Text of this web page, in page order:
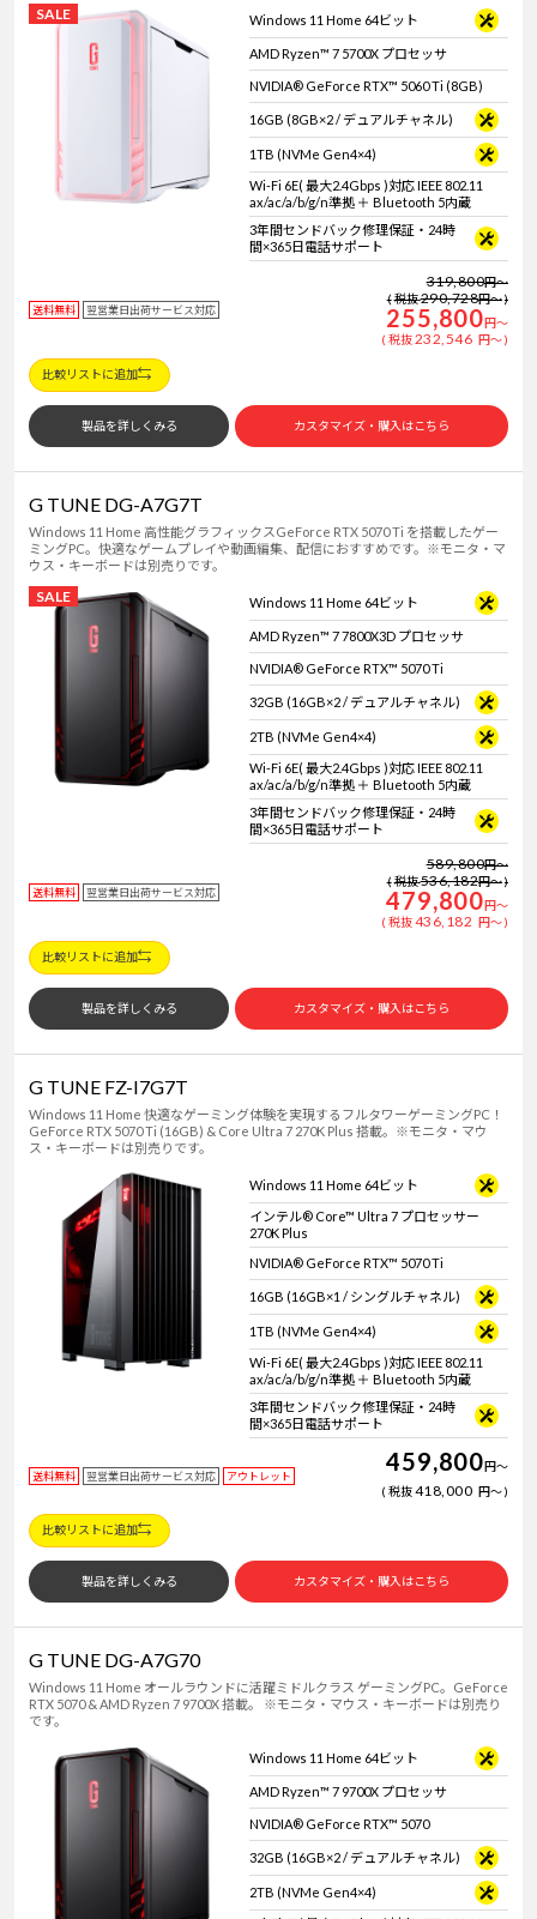
SALE Windows 11 Home 64ビット
AMD Ryzen™ 7 5700X プロセッサ
NVIDIA® GeForce RTX™ 5060 Ti (8GB)
16GB (8GB×2 / デュアルチャネル)
1TB (NVMe Gen4×4)
Wi-Fi 6E( 最大2.4Gbps )対応 IEEE 802.11
ax/ac/a/b/g/n準拠 ＋ Bluetooth 5内蔵
3年間センドバック修理保証・24時
間×365日電話サポート
送料無料 翌営業日出荷サービス対応
319,800円～
税抜290,728円～
255,800円～
税抜232,546 円～
比較リストに追加
製品を詳しくみる カスタマイズ・購入はこちら
G TUNE DG-A7G7T
Windows 11 Home 高性能グラフィックスGeForce RTX 5070 Ti を搭載したゲー
ミングPC。快適なゲームプレイや動画編集、配信におすすめです。※モニタ・マ
ウス・キーボードは別売りです。
SALE Windows 11 Home 64ビット
AMD Ryzen™ 7 7800X3D プロセッサ
NVIDIA® GeForce RTX™ 5070 Ti
32GB (16GB×2 / デュアルチャネル)
2TB (NVMe Gen4×4)
Wi-Fi 6E( 最大2.4Gbps )対応 IEEE 802.11
ax/ac/a/b/g/n準拠 ＋ Bluetooth 5内蔵
3年間センドバック修理保証・24時
間×365日電話サポート
送料無料 翌営業日出荷サービス対応
589,800円～
税抜536,182円～
479,800円～
税抜436,182 円～
比較リストに追加
製品を詳しくみる カスタマイズ・購入はこちら
G TUNE FZ-I7G7T
Windows 11 Home 快適なゲーミング体験を実現するフルタワーゲーミングPC！
GeForce RTX 5070 Ti (16GB) & Core Ultra 7 270K Plus 搭載。※モニタ・マウ
ス・キーボードは別売りです。
Windows 11 Home 64ビット
インテル® Core™ Ultra 7 プロセッサー
270K Plus
NVIDIA® GeForce RTX™ 5070 Ti
16GB (16GB×1 / シングルチャネル)
1TB (NVMe Gen4×4)
Wi-Fi 6E( 最大2.4Gbps )対応 IEEE 802.11
ax/ac/a/b/g/n準拠 ＋ Bluetooth 5内蔵
3年間センドバック修理保証・24時
間×365日電話サポート
送料無料 翌営業日出荷サービス対応 アウトレット 459,800円～
税抜418,000 円～
比較リストに追加
製品を詳しくみる カスタマイズ・購入はこちら
G TUNE DG-A7G70
Windows 11 Home オールラウンドに活躍ミドルクラス ゲーミングPC。GeForce
RTX 5070 & AMD Ryzen 7 9700X 搭載。 ※モニタ・マウス・キーボードは別売り
です。
Windows 11 Home 64ビット
AMD Ryzen™ 7 9700X プロセッサ
NVIDIA® GeForce RTX™ 5070
32GB (16GB×2 / デュアルチャネル)
2TB (NVMe Gen4×4)